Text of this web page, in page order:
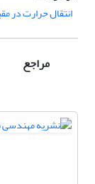
انتقال حرارت در
مراجع